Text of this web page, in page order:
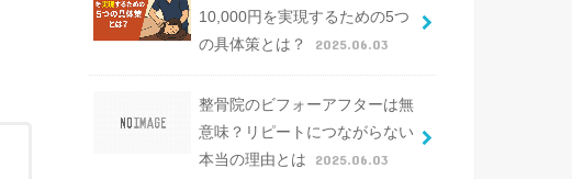
10,000円を実現するための5つ
の具体策とは？
2025.06.03
整骨院のビフォーアフターは無
意味？リピートにつながらない
本当の理由とは
2025.06.03